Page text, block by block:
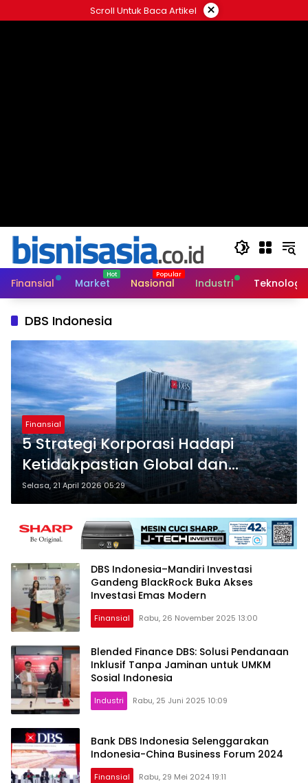
ke
Scroll Untuk Baca Artikel ×
Finansial Market Nasional Industri Teknologi
DBS Indonesia
Finansial
5 Strategi Korporasi Hadapi
Ketidakpastian Global dan
Peluang RI-China
Selasa, 21 April 2026 05:29
DBS Indonesia–Mandiri Investasi
Gandeng BlackRock Buka Akses
Investasi Emas Modern
Finansial Rabu, 26 November 2025 13:00
Blended Finance DBS: Solusi Pendanaan
Inklusif Tanpa Jaminan untuk UMKM
Sosial Indonesia
Industri Rabu, 25 Juni 2025 10:09
Bank DBS Indonesia Selenggarakan
Indonesia-China Business Forum 2024
Finansial Rabu, 29 Mei 2024 19:11